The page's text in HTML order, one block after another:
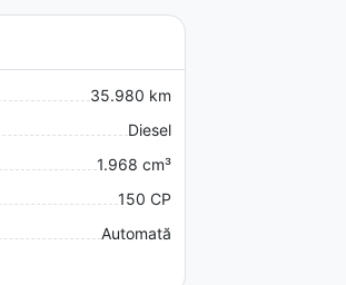
35.980 km
Diesel
1.968 cm³
150 CP
Automată